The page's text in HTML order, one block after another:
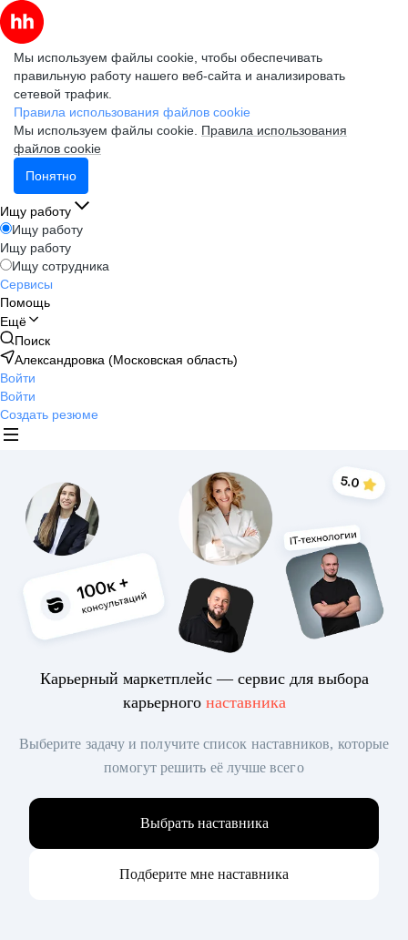
Мы используем файлы cookie, чтобы обеспечивать
правильную работу нашего веб-сайта и анализировать
сетевой трафик.
Правила использования файлов cookie
Мы используем файлы cookie. Правила использования
файлов cookie
Понятно
Ищу работу
Ищу работу
Ищу работу
Ищу сотрудника
Сервисы
Помощь
Ещё
Поиск
Александровка (Московская область)
Войти
Войти
Создать резюме
Карьерный маркетплейс — сервис для выбора
карьерного наставника
Выберите задачу и получите список наставников, которые
помогут решить её лучше всего
Выбрать наставника
Подберите мне наставника